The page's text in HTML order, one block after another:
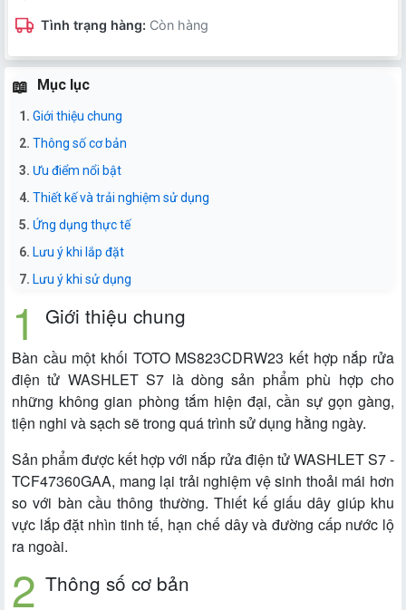
Tình trạng hàng: Còn hàng
Mục lục
Giới thiệu chung
Thông số cơ bản
Ưu điểm nổi bật
Thiết kế và trải nghiệm sử dụng
Ứng dụng thực tế
Lưu ý khi lắp đặt
Lưu ý khi sử dụng
Giới thiệu chung
Bàn cầu một khối TOTO MS823CDRW23 kết hợp nắp rửa
điện tử WASHLET S7 là dòng sản phẩm phù hợp cho
những không gian phòng tắm hiện đại, cần sự gọn gàng,
tiện nghi và sạch sẽ trong quá trình sử dụng hằng ngày.
Sản phẩm được kết hợp với nắp rửa điện tử WASHLET S7 -
TCF47360GAA, mang lại trải nghiệm vệ sinh thoải mái hơn
so với bàn cầu thông thường. Thiết kế giấu dây giúp khu
vực lắp đặt nhìn tinh tế, hạn chế dây và đường cấp nước lộ
ra ngoài.
Thông số cơ bản